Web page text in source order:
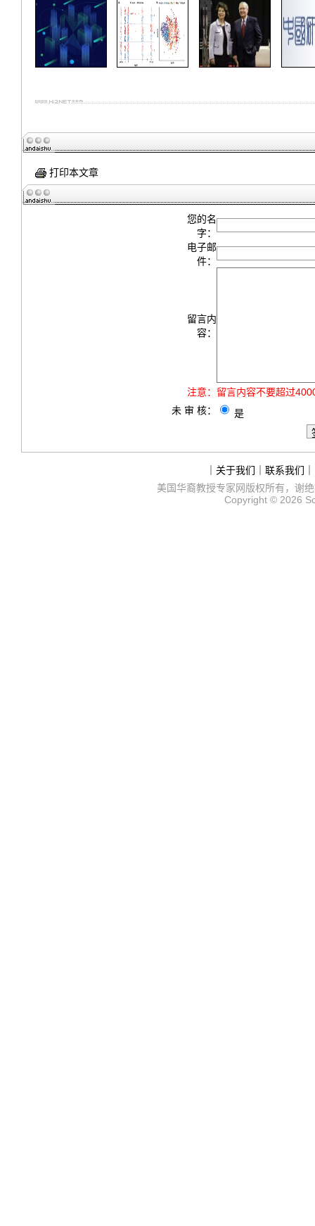
打印本文章
您的名
字：
电子邮
件：
留言内
容：
注意： 留言内容不要超过
未 审 核：
是
关于我们 联系我们
美国华裔教授专家网版权所有，谢
Copyright © 2026